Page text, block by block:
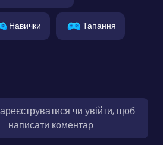
Навички Тапання
чи увійти, щоб
написати коментар